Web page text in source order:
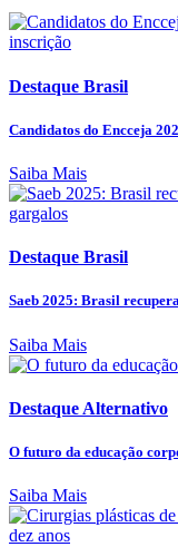
Destaque Brasil
Candidatos do Encceja
Saiba Mais
Destaque Brasil
Saeb 2025: Brasil
Saiba Mais
Destaque Alternativo
O futuro da educação
Saiba Mais